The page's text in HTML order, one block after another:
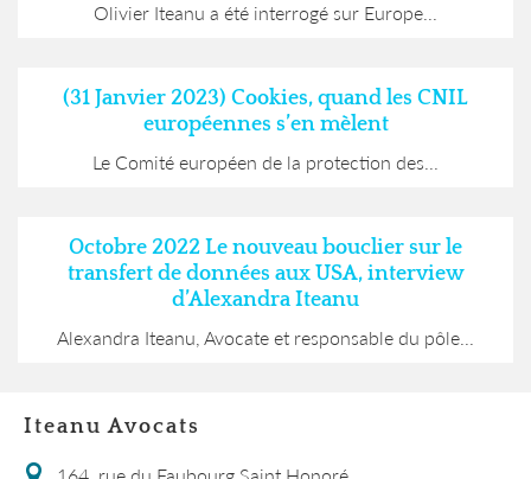
Olivier Iteanu a été interrogé sur Europe...
(31 Janvier 2023) Cookies, quand les CNIL
européennes s’en mèlent
Le Comité européen de la protection des...
Octobre 2022 Le nouveau bouclier sur le
transfert de données aux USA, interview
d’Alexandra Iteanu
Alexandra Iteanu, Avocate et responsable du pôle...
Iteanu Avocats